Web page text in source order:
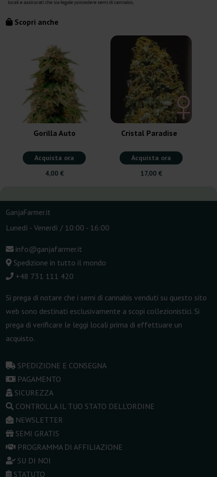
Scopri anche
Gorilla Auto
Acquista ora
4,00 €
Cristal Paradise
Acquista ora
17,00 €
GanjaFarmer.it
Lunedì - Venerdì / 10:00 - 16:00
info@ganjafarmer.it
Spedizione in tutto il mondo
+48 731 111 420
Si prega di notare che i semi di cannabis venduti su questo sito
web sono destinati esclusivamente a scopi collezionistici. Si
prega di verificare le leggi locali prima di effettuare un
acquisto.
SPEDIZIONE E CONSEGNA
PAGAMENTO
SICUREZZA
CONTROLLA IL TUO STATO DELL'ORDINE
NEWSLETTER
SEMI GRATIS
PROGRAMMA DI AFFILIAZIONE
SU DI NOI
STATUTO